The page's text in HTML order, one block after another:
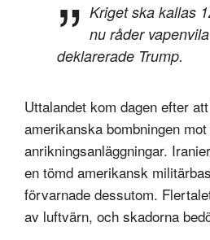
Kriget ska kallas
nu råder
deklarerade Trump.
Uttalandet kom dagen efter
amerikanska bombningen
anrikningsanläggningar.
en tömd amerikansk
förvarnade dessutom.
av luftvärn, och skadorna